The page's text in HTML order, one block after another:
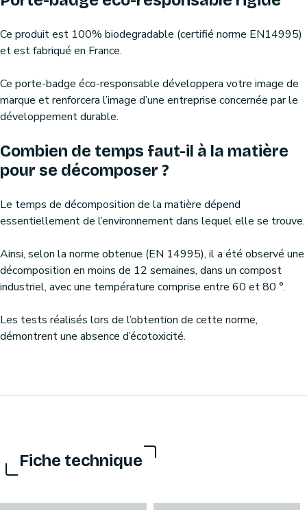
Ce produit est 100% biodegradable (certifié norme EN14995)
et est fabriqué en France.
Ce porte-badge éco-responsable développera votre image de
marque et renforcera l’image d’une entreprise concernée par le
développement durable.
Combien de temps faut-il à la matière
pour se décomposer ?
Le temps de décomposition de la matière dépend
essentiellement de l’environnement dans lequel elle se trouve.
Ainsi, selon la norme obtenue (EN 14995), il a été observé une
décomposition en moins de 12 semaines, dans un compost
industriel, avec une température comprise entre 60 et 80 °.
Les tests réalisés lors de l’obtention de cette norme,
démontrent une absence d’écotoxicité.
Fiche technique